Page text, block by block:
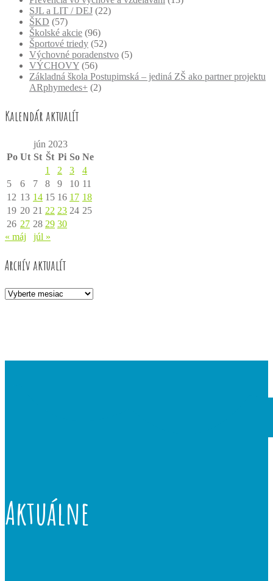
SJL a LIT / DEJ (22)
ŠKD (57)
Školské akcie (96)
Športové triedy (52)
Výchovné poradenstvo (5)
VÝCHOVY (56)
Základná škola Postupimská – jediná ZŠ ako partner projektu
ARphymedes+ (2)
Kalendár aktualít
jún 2023
Po Ut St Št Pi So Ne
1
2 3
4
5
6 7 8 9 10 11
12 13 14 15 16 17 18
19 20 21 22 23 24 25
26 27 28 29 30
« máj
júl »
Archív aktualít
Archív
Aktuálne